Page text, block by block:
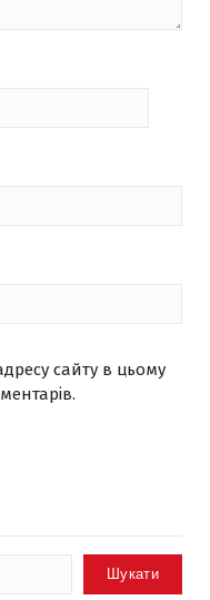
сайту в цьому